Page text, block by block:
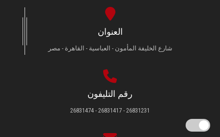
العنوان
شارع الخليفة المأمون - العباسية - القاهرة - مصر
رقم التليفون
26831231 - 26831417 - 26831474